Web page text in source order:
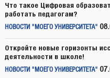
Что такое Цифровая
работать педагогам?
НОВОСТИ "МОЕГО УНИВЕРСИТЕТА"
Откройте новые горизонты
деятельности в школе!
НОВОСТИ "МОЕГО УНИВЕРСИТЕТА"